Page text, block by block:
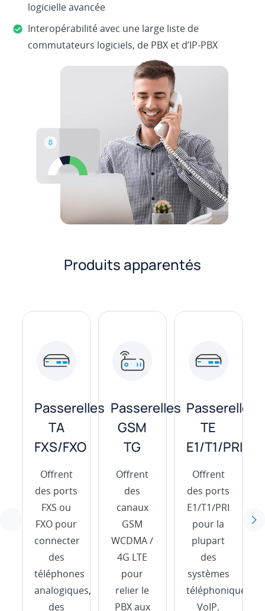
logicielle avancée
Interopérabilité avec une large liste de
commutateurs logiciels, de PBX et d’IP-PBX
Produits apparentés
Passerelles
TA
FXS/FXO
Offrent
des ports
FXS ou
FXO pour
connecter
des
téléphones
analogiques,
des
Passerelles
GSM
TG
Offrent
des
canaux
GSM
WCDMA /
4G LTE
pour
relier le
PBX aux
Passerelles
TE
E1/T1/PRI
Offrent
des ports
E1/T1/PRI
pour la
plupart
des
systèmes
téléphoniques
VoIP.